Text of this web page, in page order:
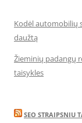
Kodėl automobilių
daužtą
Žieminių padangų
taisykles
SEO STRAIPSNIU